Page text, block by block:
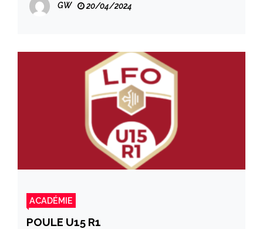
GW 20/04/2024
ACADÉMIE
POULE U15 R1